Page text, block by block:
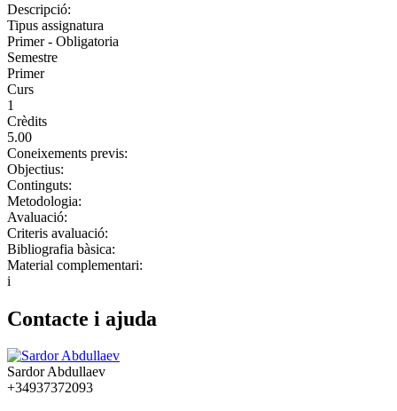
Descripció:
Tipus assignatura
Primer - Obligatoria
Semestre
Primer
Curs
1
Crèdits
5.00
Coneixements previs:
Objectius:
Continguts:
Metodologia:
Avaluació:
Criteris avaluació:
Bibliografia bàsica:
Material complementari:
i
Contacte i ajuda
Sardor Abdullaev
+34937372093